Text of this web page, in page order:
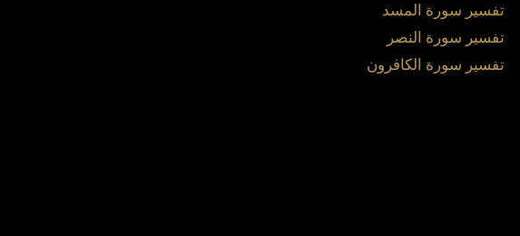
تفسير سورة المسد
تفسير سورة النصر
تفسير سورة الكافرون